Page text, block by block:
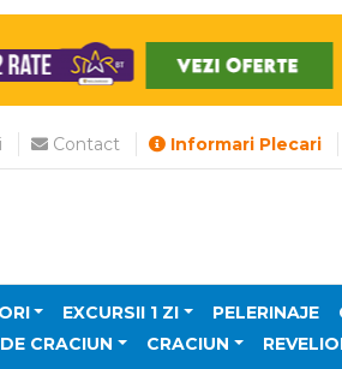
Contact Informari Plecari
EXCURSII 1 ZI PELERINAJE
CRACIUN CRACIUN